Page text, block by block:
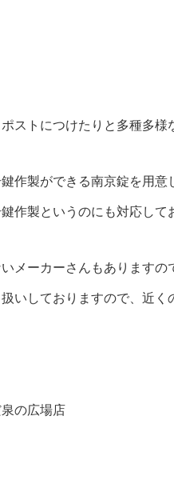
ストにつけたりと多種多様
作製ができる南京錠を用
作製というのにも対応して
メーカーさんもあります
いしておりますので、近く
の広場店